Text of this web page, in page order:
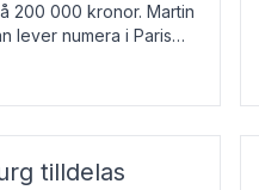
200 000 kronor. Martin
lever numera i Paris
tilldelas